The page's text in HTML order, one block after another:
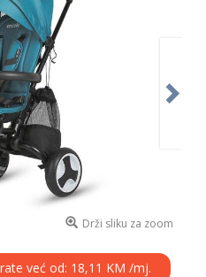
Drži sliku za zoom
već od: 18,11 KM /mj.